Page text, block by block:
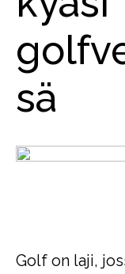
sä
Golf on laji,